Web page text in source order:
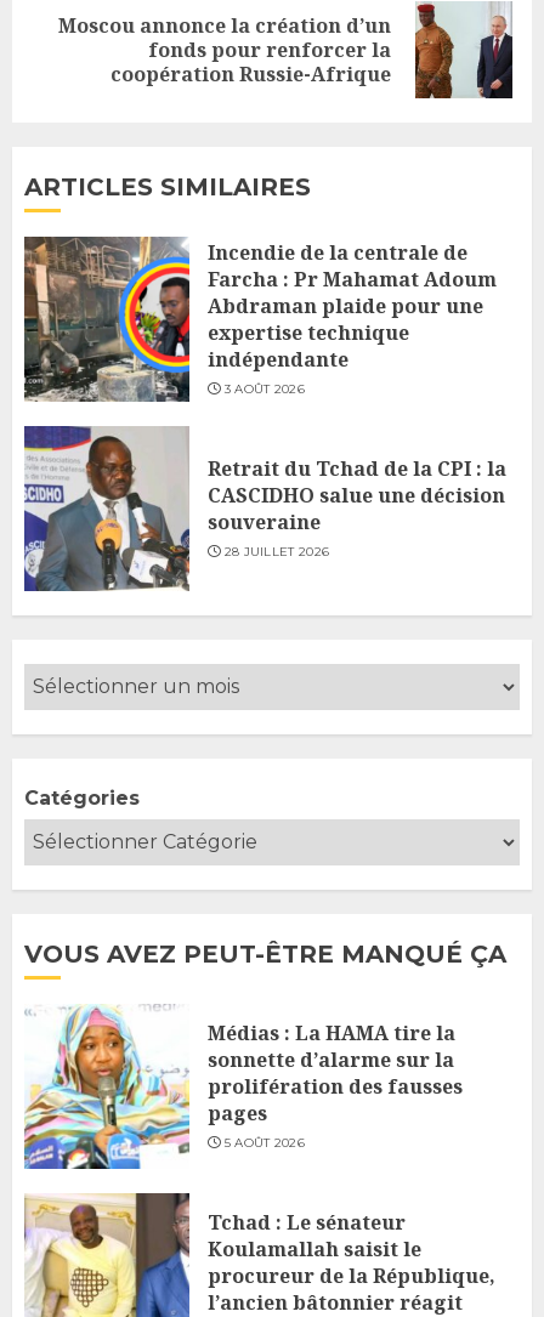
Next
Moscou annonce la création d’un
fonds pour renforcer la
coopération Russie-Afrique
ARTICLES SIMILAIRES
Incendie de la centrale de
Farcha : Pr Mahamat Adoum
Abdraman plaide pour une
expertise technique
indépendante
3 AOÛT 2026
Retrait du Tchad de la CPI : la
CASCIDHO salue une décision
souveraine
28 JUILLET 2026
Catégories
VOUS AVEZ PEUT-ÊTRE MANQUÉ ÇA
Médias : La HAMA tire la
sonnette d’alarme sur la
prolifération des fausses
pages
5 AOÛT 2026
Tchad : Le sénateur
Koulamallah saisit le
procureur de la République,
l’ancien bâtonnier réagit